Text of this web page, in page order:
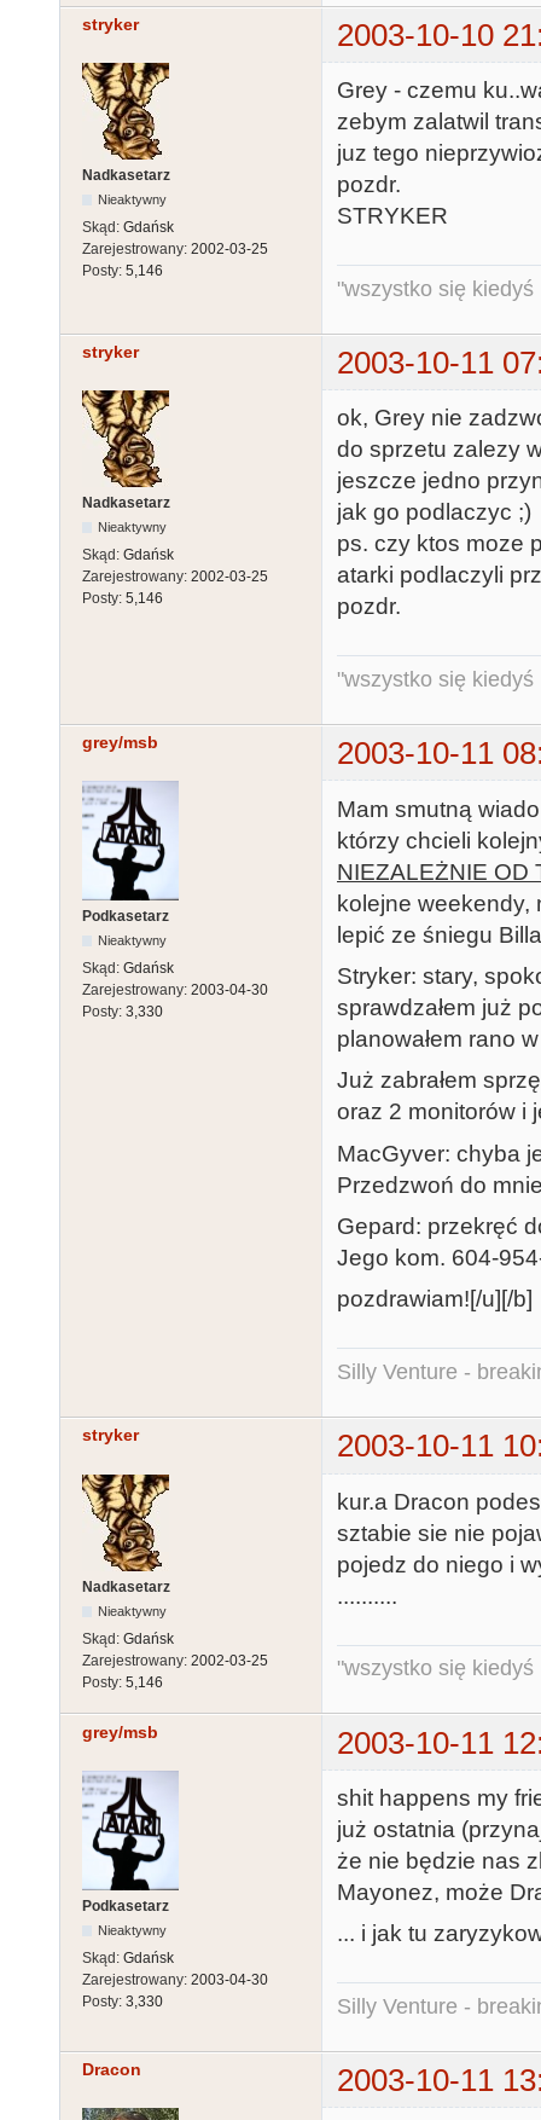
stryker 2003-10-10
Nadkasetarz
Nieaktywny
Skąd: Gdańsk
Zarejestrowany: 2002-03-25
Posty: 5,146
Grey - czemu
zebym zalatwil
juz tego
pozdr.
STRYKER
"wszystko się kiedyś
stryker 2003-10-11
Nadkasetarz
Nieaktywny
Skąd: Gdańsk
Zarejestrowany: 2002-03-25
Posty: 5,146
ok, Grey nie
do sprzetu zalezy
jeszcze jedno
jak go podlaczyc ;)
ps. czy ktos moze
atarki podlaczyli
pozdr.
"wszystko się kiedyś
grey/msb 2003-10-11
Podkasetarz
Nieaktywny
Skąd: Gdańsk
Zarejestrowany: 2003-04-30
Posty: 3,330
Mam smutną
którzy chcieli
NIEZALEŻNIE OD
kolejne weekendy,
lepić ze śniegu
Stryker: stary,
sprawdzałem już
planowałem rano
Już zabrałem
oraz 2 monitorów i
MacGyver: chyba
Przedzwoń do
Gepard: przekręć
Jego kom. 604-
pozdrawiam![/u][/b]
Silly Venture -
stryker 2003-10-11
Nadkasetarz
Nieaktywny
Skąd: Gdańsk
Zarejestrowany: 2002-03-25
Posty: 5,146
kur.a Dracon
sztabie sie nie
pojedz do niego i
..........
"wszystko się kiedyś
grey/msb 2003-10-11
Podkasetarz
Nieaktywny
Skąd: Gdańsk
Zarejestrowany: 2003-04-30
Posty: 3,330
shit happens my
już ostatnia
że nie będzie nas
Mayonez, może
... i jak tu
Silly Venture -
Dracon 2003-10-11